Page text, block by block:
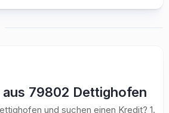
79802 Dettighofen
und suchen einen Kredit? 1.